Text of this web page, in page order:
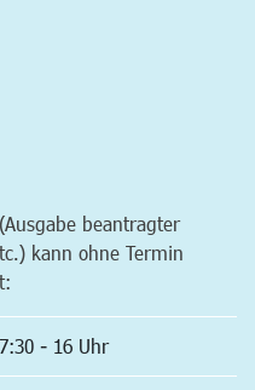
beantragter
kann ohne Termin
7:30 - 16 Uhr